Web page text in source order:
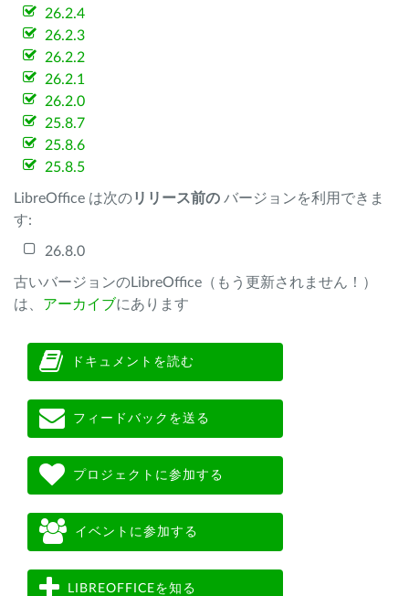
26.2.4
26.2.3
26.2.2
26.2.1
26.2.0
25.8.7
25.8.6
25.8.5
LibreOffice は次のリリース前の バージョンを利用できま
す:
26.8.0
古いバージョンのLibreOffice（もう更新されません！）
は、 アーカイブにあります
ドキュメントを読む
フィードバックを送る
プロジェクトに参加する
イベントに参加する
LIBREOFFICEを知る